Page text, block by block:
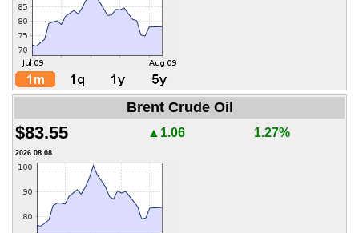
Brent Crude Oil
$83.55 ▲1.06 1.27%
2026.08.08